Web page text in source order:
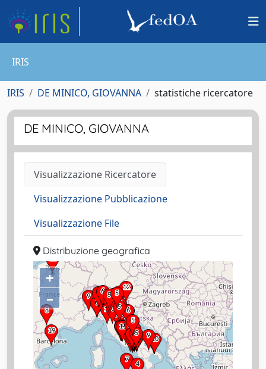
IRIS
IRIS DE MINICO, GIOVANNA statistiche ricercatore
DE MINICO, GIOVANNA
Visualizzazione Ricercatore
Visualizzazione Pubblicazione
Visualizzazione File
Distribuzione geografica
+
–